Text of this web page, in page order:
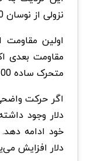
نزولی از نوسان 71200 دلار به 60495 دلار است.
متحرک ساده 100 ساعته قرار دارد.
دلار وجود
دلار افزایش